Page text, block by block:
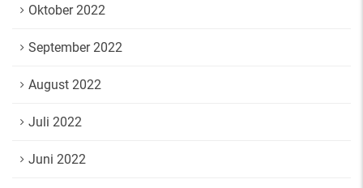
Oktober 2022
September 2022
August 2022
Juli 2022
Juni 2022